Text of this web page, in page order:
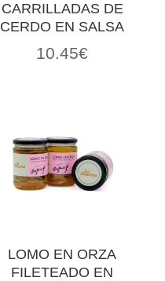
CARRILLADAS DE
CERDO EN SALSA
10.45€
LOMO EN ORZA
FILETEADO EN